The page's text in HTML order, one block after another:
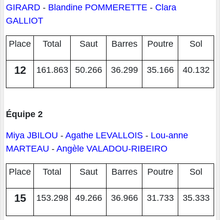
GIRARD - Blandine POMMERETTE - Clara
GALLIOT
Place Total Saut Barres Poutre Sol
12 161.863 50.266 36.299 35.166 40.132
Équipe 2
Miya JBILOU - Agathe LEVALLOIS - Lou-anne
MARTEAU - Angèle VALADOU-RIBEIRO
Place Total Saut Barres Poutre Sol
15 153.298 49.266 36.966 31.733 35.333